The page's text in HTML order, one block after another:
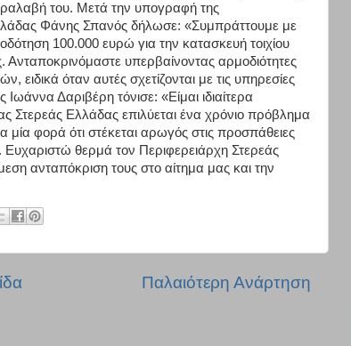
του. Μετά την υπογραφή της
Φάνης Σπανός δήλωσε: «Συμπράττουμε με
100.000 ευρώ για την κατασκευή τοιχίου
Ανταποκρινόμαστε υπερβαίνοντας αρμοδιότητες
ειδικά όταν αυτές σχετίζονται με τις υπηρεσίες
Δαριβέρη τόνισε: «Είμαι ιδιαίτερα
Στερεάς Ελλάδας επιλύεται ένα χρόνιο πρόβλημα
φορά ότι στέκεται αρωγός στις προσπάθειες
θερμά τον Περιφερειάρχη Στερεάς
ανταπόκριση τους στο αίτημα μας και την
Παλαιότερη Ανάρτηση